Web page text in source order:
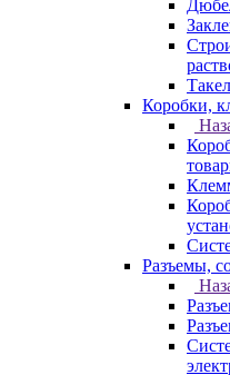
Коробки,
Разъемы,